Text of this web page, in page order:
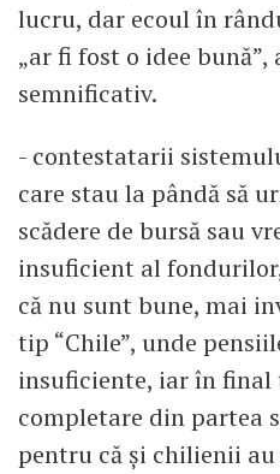
lucru, dar ecoul în
„ar fi fost o idee
semnificativ.
- contestatarii
care stau la pândă să
scădere de bursă sau
insuficient al
că nu sunt bune, mai
tip “Chile”, unde
insuficiente, iar în final
completare din partea
pentru că și chilienii